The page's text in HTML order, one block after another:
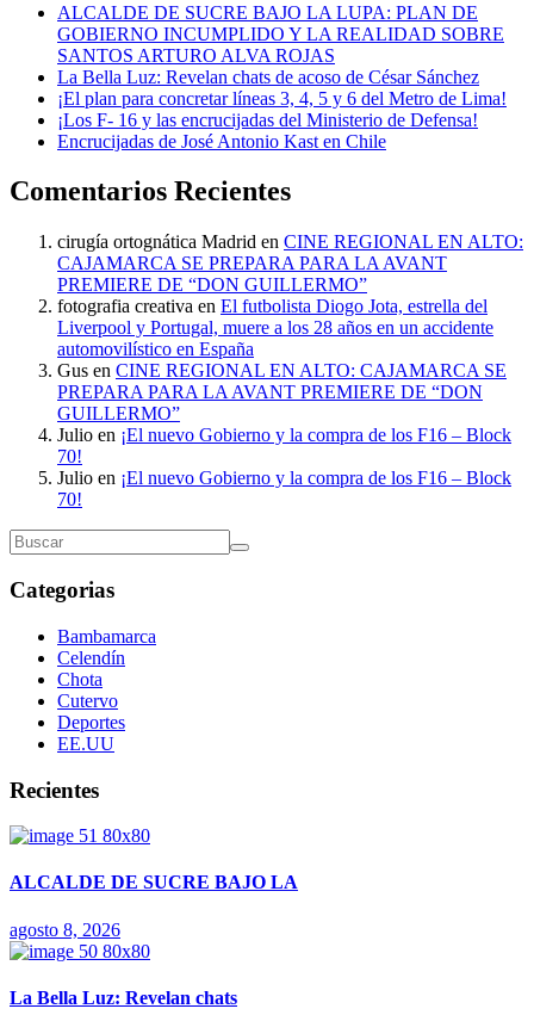
ALCALDE DE SUCRE BAJO LA LUPA: PLAN DE
GOBIERNO INCUMPLIDO Y LA REALIDAD SOBRE
SANTOS ARTURO ALVA ROJAS
La Bella Luz: Revelan chats de acoso de César Sánchez
¡El plan para concretar líneas 3, 4, 5 y 6 del Metro de Lima!
¡Los F- 16 y las encrucijadas del Ministerio de Defensa!
Encrucijadas de José Antonio Kast en Chile
Comentarios Recientes
cirugía ortognática Madrid en CINE REGIONAL EN ALTO:
CAJAMARCA SE PREPARA PARA LA AVANT
PREMIERE DE “DON GUILLERMO”
fotografia creativa en El futbolista Diogo Jota, estrella del
Liverpool y Portugal, muere a los 28 años en un accidente
automovilístico en España
Gus en CINE REGIONAL EN ALTO: CAJAMARCA SE
PREPARA PARA LA AVANT PREMIERE DE “DON
GUILLERMO”
Julio en ¡El nuevo Gobierno y la compra de los F16 – Block
70!
Julio en ¡El nuevo Gobierno y la compra de los F16 – Block
70!
Categorias
Bambamarca
Celendín
Chota
Cutervo
Deportes
EE.UU
Recientes
ALCALDE DE SUCRE BAJO LA
agosto 8, 2026
La Bella Luz: Revelan chats